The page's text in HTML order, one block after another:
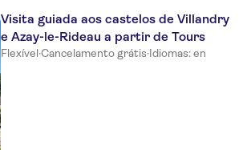
Visita guiada aos castelos de Villandry
e Azay-le-Rideau a partir de Tours
Flexível·Cancelamento grátis·Idiomas: en